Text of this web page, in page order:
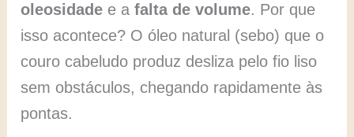
oleosidade e afalta de volume. Por que
isso acontece? O óleo natural (sebo) que o
couro cabeludo produz desliza pelo fio liso
sem obstáculos, chegando rapidamente às
pontas.